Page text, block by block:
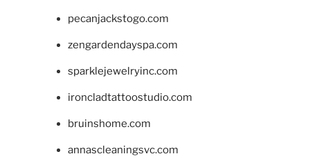
pecanjackstogo.com
zengardendayspa.com
sparklejewelryinc.com
ironcladtattoostudio.com
bruinshome.com
annascleaningsvc.com